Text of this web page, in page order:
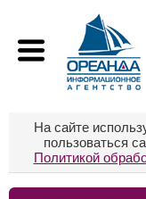
На сайте
пользоваться
Политикой